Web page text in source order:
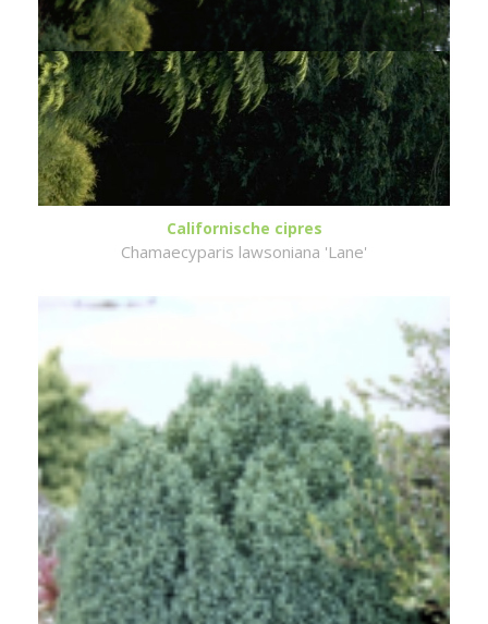
Californische cipres
Chamaecyparis lawsoniana 'Lane'